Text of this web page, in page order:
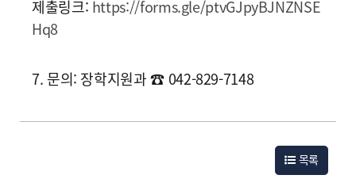
제출링크: https://forms.gle/ptvGJpyBJNZNSE
Hq8
7. 문의: 장학지원과 ☎ 042-829-7148
목록